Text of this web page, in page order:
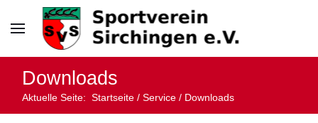
Downloads
Aktuelle Seite: Startseite / Service / Downloads